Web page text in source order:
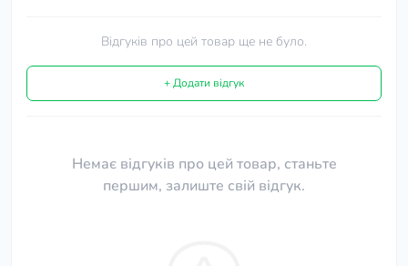
Відгуків про цей товар ще не було.
+ Додати відгук
Немає відгуків про цей товар, станьте
першим, залиште свій відгук.